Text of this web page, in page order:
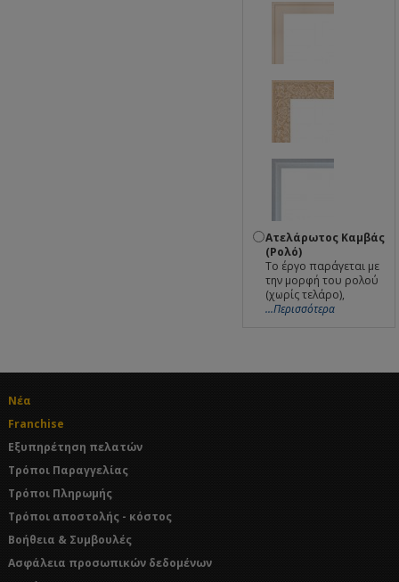
Ατελάρωτος Καμβάς
(Ρολό)
Το έργο παράγεται με
την μορφή του ρολού
(χωρίς τελάρο),
...Περισσότερα
Νέα
Franchise
Εξυπηρέτηση πελατών
Τρόποι Παραγγελίας
Τρόποι Πληρωμής
Τρόποι αποστολής - κόστος
Βοήθεια & Συμβουλές
Ασφάλεια προσωπικών δεδομένων